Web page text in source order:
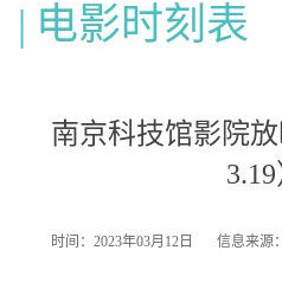
电影时刻表
南京科技馆影院
3.19
时间：2023年03月12日 信息来源